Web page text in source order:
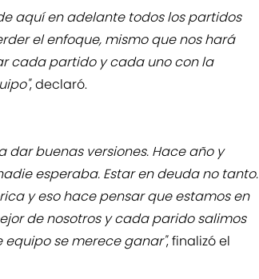
aquí en adelante todos los partidos
el enfoque, mismo que nos hará
cada partido y cada uno con la
, declaró.
dar buenas versiones. Hace año y
esperaba. Estar en deuda no tanto.
y eso hace pensar que estamos en
de nosotros y cada parido salimos
se merece ganar", finalizó el